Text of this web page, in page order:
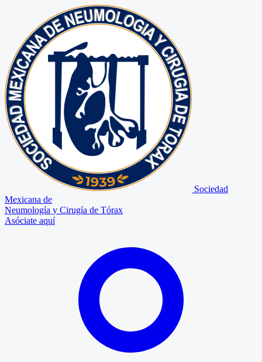
Sociedad
Mexicana de
Neumología y Cirugía de Tórax
Asóciate aquí